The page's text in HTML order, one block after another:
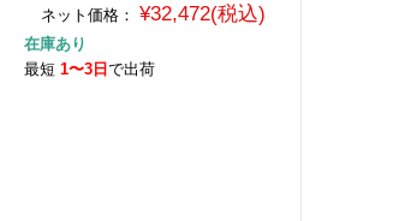
ネット価格： ¥32,472(税込)
在庫あり
最短 1〜3日 で出荷